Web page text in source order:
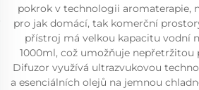
pokrok v technologii aromaterapie,
pro jak domácí, tak komerční
přístroj má velkou kapacitu vodní
1000ml, což umožňuje nepřetržitou
Difuzor využívá ultrazvukovou
a esenciálních olejů na jemnou